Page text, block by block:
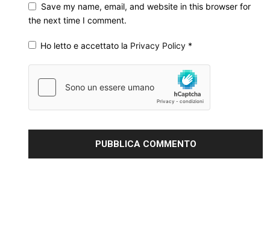
Save my name, email, and website in this browser for
the next time I comment.
Ho letto e accettato la Privacy Policy *